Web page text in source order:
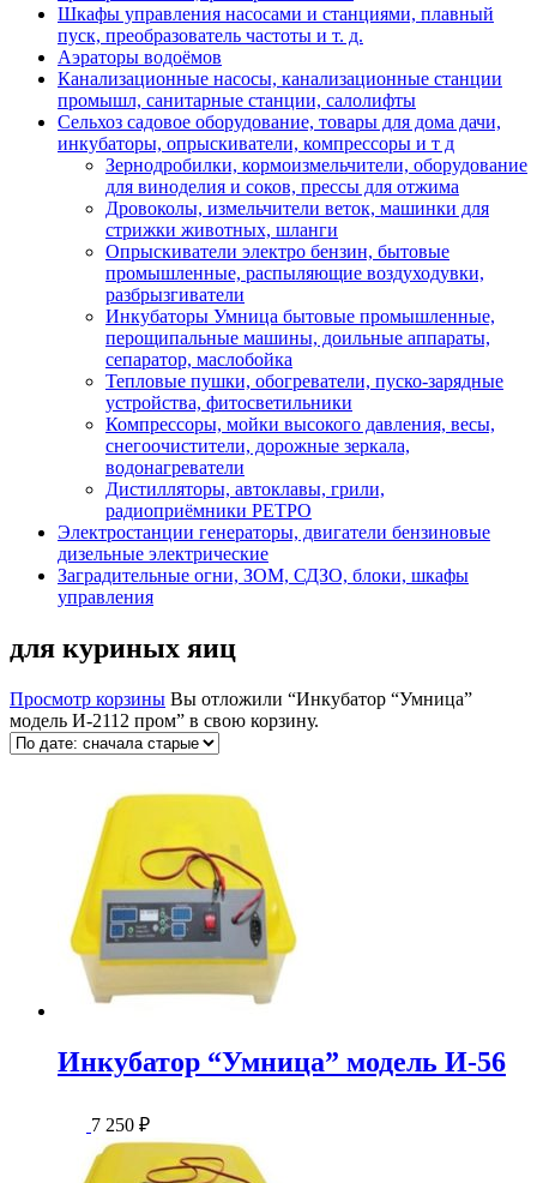
Шкафы управления насосами и станциями, плавный
пуск, преобразователь частоты и т. д.
Аэраторы водоёмов
Канализационные насосы, канализационные станции
промышл, санитарные станции, салолифты
Сельхоз садовое оборудование, товары для дома дачи,
инкубаторы, опрыскиватели, компрессоры и т д
Зернодробилки, кормоизмельчители, оборудование
для виноделия и соков, прессы для отжима
Дровоколы, измельчители веток, машинки для
стрижки животных, шланги
Опрыскиватели электро бензин, бытовые
промышленные, распыляющие воздуходувки,
разбрызгиватели
Инкубаторы Умница бытовые промышленные,
перощипальные машины, доильные аппараты,
сепаратор, маслобойка
Тепловые пушки, обогреватели, пуско-зарядные
устройства, фитосветильники
Компрессоры, мойки высокого давления, весы,
снегоочистители, дорожные зеркала,
водонагреватели
Дистилляторы, автоклавы, грили,
радиоприёмники РЕТРО
Электростанции генераторы, двигатели бензиновые
дизельные электрические
Заградительные огни, ЗОМ, СДЗО, блоки, шкафы
управления
для куриных яиц
Просмотр корзины Вы отложили “Инкубатор “Умница”
модель И-2112 пром” в свою корзину.
Инкубатор “Умница” модель И-56
7 250 ₽